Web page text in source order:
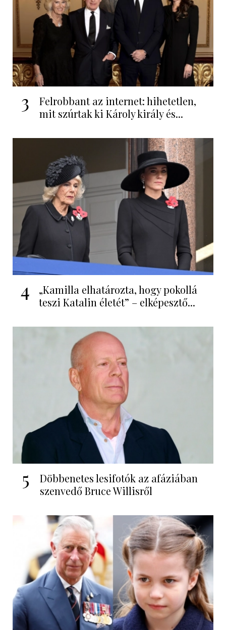
3
Felrobbant az internet: hihetetlen,
mit szúrtak ki Károly király és...
4
„Kamilla elhatározta, hogy pokollá
teszi Katalin életét” – elképesztő...
5
Döbbenetes lesifotók az afáziában
szenvedő Bruce Willisről